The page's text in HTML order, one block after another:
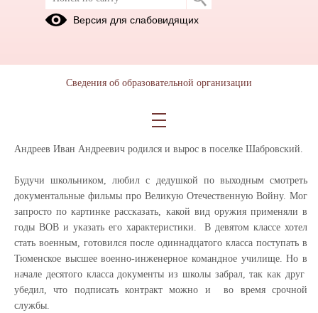
Путь Героя - Андреев Иван
Андреевич
АНДРЕЕВ ИВАН АНДРЕЕВИЧ
23.12.1999 – 09.12.2023
Андреев Иван Андреевич родился и вырос в поселке Шабровский.
Будучи школьником, любил с дедушкой по выходным смотреть
документальные фильмы про Великую Отечественную Войну. Мог
запросто по картинке рассказать, какой вид оружия применяли в
годы ВОВ и указать его характеристики. В девятом классе хотел
стать военным, готовился после одиннадцатого класса поступать в
Тюменское высшее военно-инженерное командное училище. Но в
начале десятого класса документы из школы забрал, так как друг
убедил, что подписать контракт можно и во время срочной
службы.
Версия для слабовидящих
Сведения об образовательной организации